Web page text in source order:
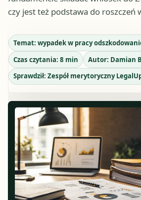
czy jest też podstawa do roszczeń
Temat: wypadek w pracy
Czas czytania: 8 min Autor: Damian
Sprawdził: Zespół merytoryczny